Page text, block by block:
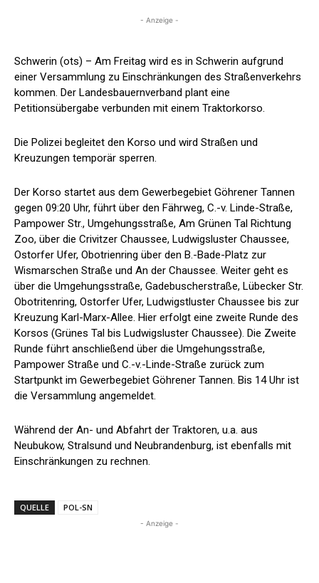
- Anzeige -
Schwerin (ots) – Am Freitag wird es in Schwerin aufgrund
einer Versammlung zu Einschränkungen des Straßenverkehrs
kommen. Der Landesbauernverband plant eine
Petitionsübergabe verbunden mit einem Traktorkorso.
Die Polizei begleitet den Korso und wird Straßen und
Kreuzungen temporär sperren.
Der Korso startet aus dem Gewerbegebiet Göhrener Tannen
gegen 09:20 Uhr, führt über den Fährweg, C.-v. Linde-Straße,
Pampower Str., Umgehungsstraße, Am Grünen Tal Richtung
Zoo, über die Crivitzer Chaussee, Ludwigsluster Chaussee,
Ostorfer Ufer, Obotrienring über den B.-Bade-Platz zur
Wismarschen Straße und An der Chaussee. Weiter geht es
über die Umgehungsstraße, Gadebuscherstraße, Lübecker Str.
Obotritenring, Ostorfer Ufer, Ludwigstluster Chaussee bis zur
Kreuzung Karl-Marx-Allee. Hier erfolgt eine zweite Runde des
Korsos (Grünes Tal bis Ludwigsluster Chaussee). Die Zweite
Runde führt anschließend über die Umgehungsstraße,
Pampower Straße und C.-v.-Linde-Straße zurück zum
Startpunkt im Gewerbegebiet Göhrener Tannen. Bis 14 Uhr ist
die Versammlung angemeldet.
Während der An- und Abfahrt der Traktoren, u.a. aus
Neubukow, Stralsund und Neubrandenburg, ist ebenfalls mit
Einschränkungen zu rechnen.
QUELLE POL-SN
- Anzeige -